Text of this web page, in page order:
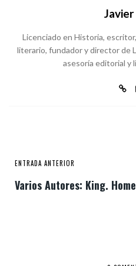
Licenciado en Historia,
literario, fundador y director de
asesoría editorial y
ENTRADA ANTERIOR
Varios Autores: King.